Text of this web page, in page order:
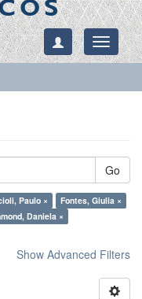
Toggle
Go
Paulo ×
Fontes, Giulia ×
Daniela ×
Show Advanced Filters